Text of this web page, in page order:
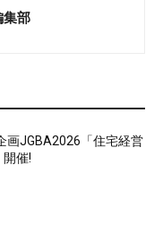
部
画JGBA2026「住宅経営
催!